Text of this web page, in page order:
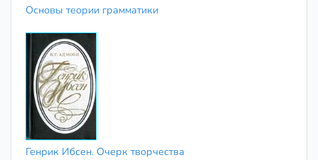
Основы теории грамматики
Генрик Ибсен. Очерк творчества